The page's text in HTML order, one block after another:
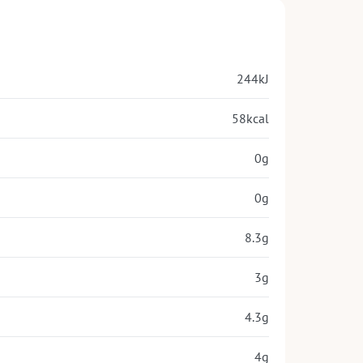
244kJ
58kcal
0g
0g
8.3g
3g
4.3g
4g